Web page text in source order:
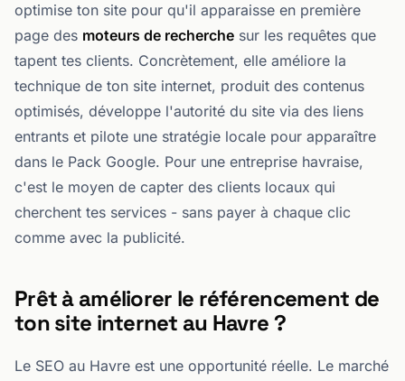
optimise ton site pour qu'il apparaisse en première
page des moteurs de recherche sur les requêtes que
tapent tes clients. Concrètement, elle améliore la
technique de ton site internet, produit des contenus
optimisés, développe l'autorité du site via des liens
entrants et pilote une stratégie locale pour apparaître
dans le Pack Google. Pour une entreprise havraise,
c'est le moyen de capter des clients locaux qui
cherchent tes services - sans payer à chaque clic
comme avec la publicité.
Prêt à améliorer le référencement de
ton site internet au Havre ?
Le SEO au Havre est une opportunité réelle. Le marché